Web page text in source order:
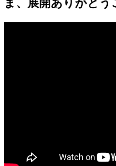
ま、展開ありがとう